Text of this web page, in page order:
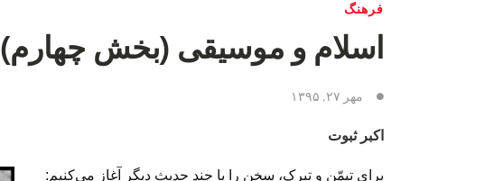
فرهنگ
اسلام و موسیقی (بخش چهارم)
مهر ۲۷, ۱۳۹۵
اکبر ثبوت
برای تیمّن و تبرک، سخن را با چند حدیث دیگر آغاز می‌کنیم: